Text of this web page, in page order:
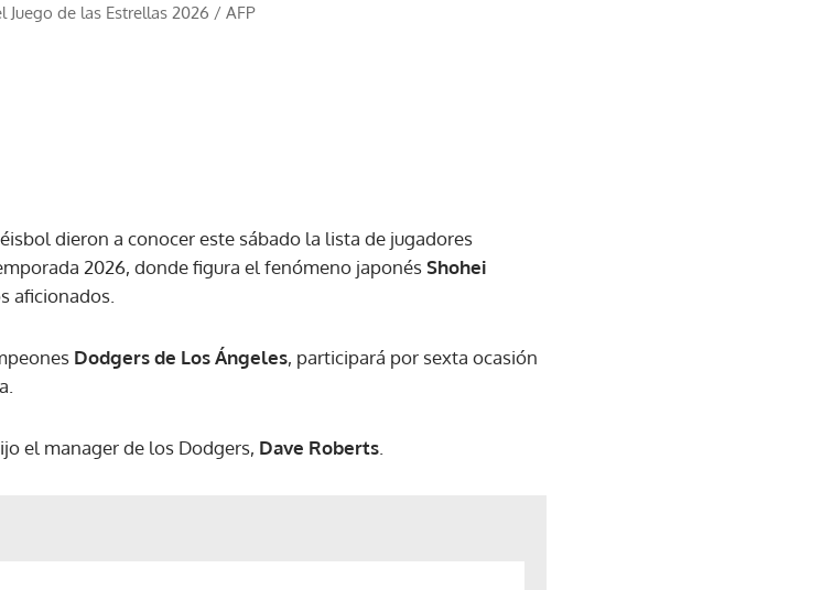
de las Estrellas 2026 / AFP
dieron a conocer este sábado la lista de jugadores
2026, donde figura el fenómeno japonésShohei
aficionados.
Dodgers de Los Ángeles, participará por sexta ocasión
el manager de los Dodgers, Dave Roberts